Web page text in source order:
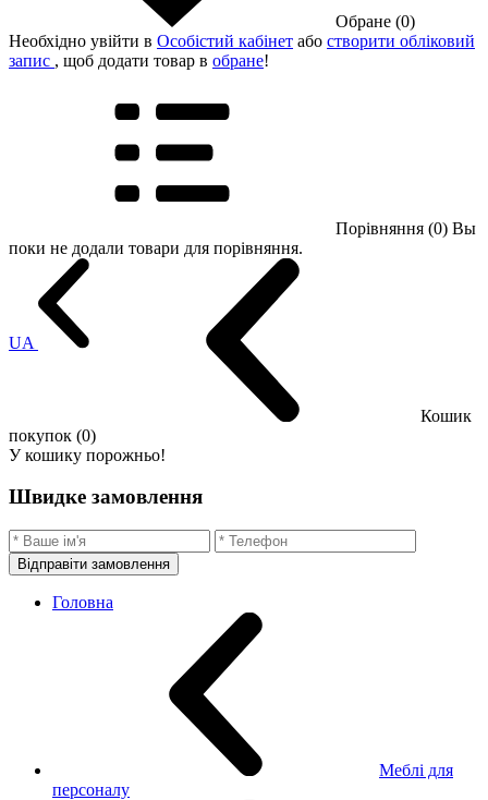
Обране (0)
Необхідно увійти в Особістий кабінет або створити обліковий
запис , щоб додати товар в обране!
Порівняння (0) Вы
поки не додали товари для порівняння.
UA
Кошик
покупок (0)
У кошику порожньо!
Швидке замовлення
Відправіти замовлення
Головна
Меблі для
персоналу